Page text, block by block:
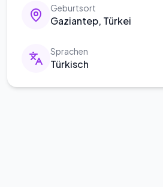
Geburtsort
Gaziantep, Türkei
Sprachen
Türkisch